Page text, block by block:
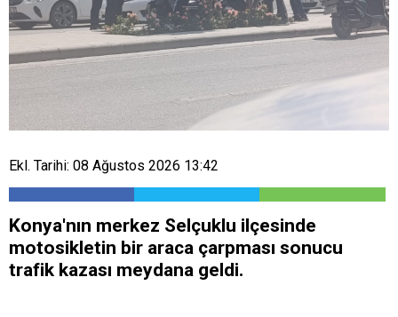
Ekl. Tarihi: 08 Ağustos 2026 13:42
Konya'nın merkez Selçuklu ilçesinde
motosikletin bir araca çarpması sonucu
trafik kazası meydana geldi.